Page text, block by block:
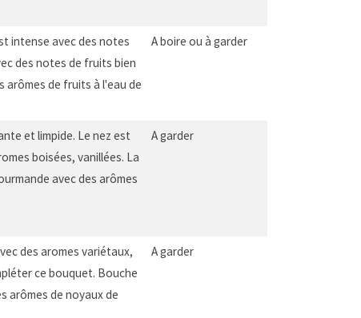
intense avec des notes
des notes de fruits bien
arômes de fruits à l'eau de
A boire ou à garder
et limpide. Le nez est
boisées, vanillées. La
avec des arômes
A garder
des aromes variétaux,
ce bouquet. Bouche
arômes de noyaux de
A garder